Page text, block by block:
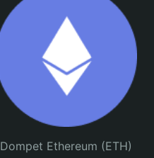
Dompet Ethereum (ETH)